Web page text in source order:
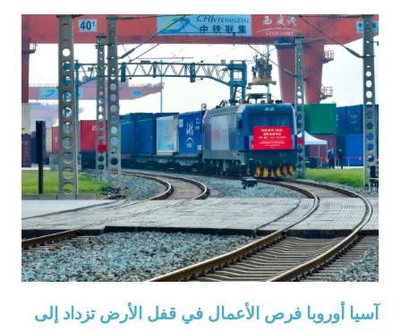
آسيا أوروبا فرص الأعمال في قفل الأرض تزداد إلى